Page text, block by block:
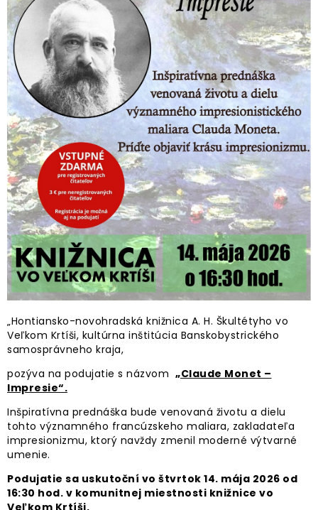
„Hontiansko-novohradská knižnica A. H. Škultétyho vo
Veľkom Krtíši, kultúrna inštitúcia Banskobystrického
samosprávneho kraja,
pozýva na podujatie s názvom „Claude Monet –
Impresie“.
Inšpiratívna prednáška bude venovaná životu a dielu
tohto významného francúzskeho maliara, zakladateľa
impresionizmu, ktorý navždy zmenil moderné výtvarné
umenie.
Podujatie sa uskutoční vo štvrtok 14. mája 2026 od
16:30 hod. v komunitnej miestnosti knižnice vo